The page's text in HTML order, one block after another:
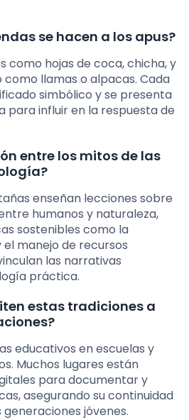
se hacen a los apus?
como hojas de coca, chicha, y
llamas o alpacas. Cada
simbólico y se presenta
para influir en la respuesta de
entre los mitos de las
enseñan lecciones sobre
humanos y naturaleza,
sostenibles como la
manejo de recursos
las narrativas
práctica.
estas tradiciones a
educativos en escuelas y
Muchos lugares están
para documentar y
asegurando su continuidad
jóvenes.